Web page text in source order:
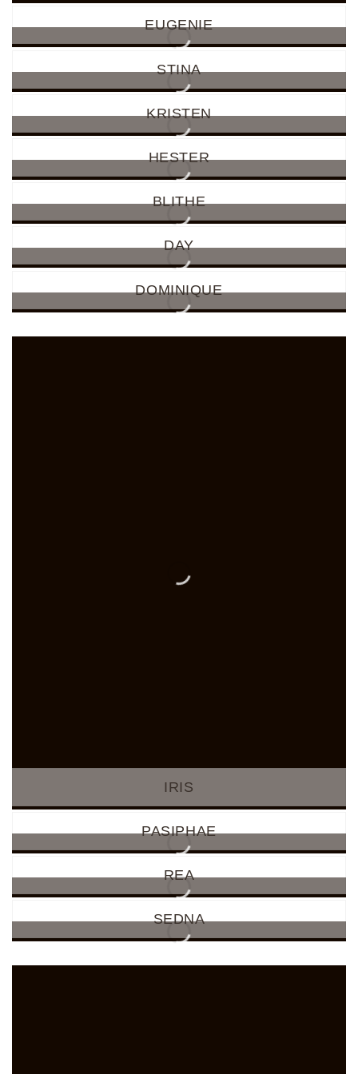
EUGENIE
STINA
KRISTEN
HESTER
BLITHE
DAY
DOMINIQUE
IRIS
PASIPHAE
REA
SEDNA